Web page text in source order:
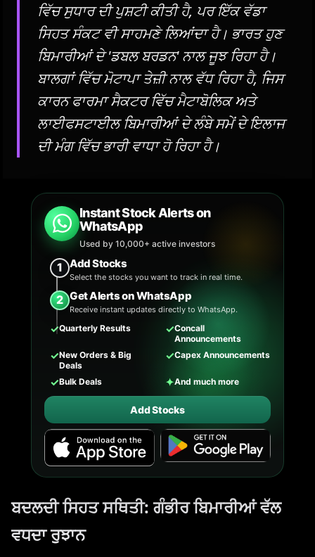
ਵਿੱਚ ਸੁਧਾਰ ਦੀ ਪੁਸ਼ਟੀ ਕੀਤੀ ਹੈ, ਪਰ ਇੱਕ ਵੱਡਾ
ਸਿਹਤ ਸੰਕਟ ਵੀ ਸਾਹਮਣੇ ਲਿਆਂਦਾ ਹੈ। ਭਾਰਤ ਹੁਣ
ਬਿਮਾਰੀਆਂ ਦੇ 'ਡਬਲ ਬਰਡਨ' ਨਾਲ ਜੂਝ ਰਿਹਾ ਹੈ।
ਬਾਲਗਾਂ ਵਿੱਚ ਮੋਟਾਪਾ ਤੇਜ਼ੀ ਨਾਲ ਵੱਧ ਰਿਹਾ ਹੈ, ਜਿਸ
ਕਾਰਨ ਫਾਰਮਾ ਸੈਕਟਰ ਵਿੱਚ ਮੈਟਾਬੋਲਿਕ ਅਤੇ
ਲਾਈਫਸਟਾਈਲ ਬਿਮਾਰੀਆਂ ਦੇ ਲੰਬੇ ਸਮੇਂ ਦੇ ਇਲਾਜ
ਦੀ ਮੰਗ ਵਿੱਚ ਭਾਰੀ ਵਾਧਾ ਹੋ ਰਿਹਾ ਹੈ।
Instant Stock Alerts on
WhatsApp
Used by 10,000+ active investors
1 Add Stocks
Select the stocks you want to track in real time.
2 Get Alerts on WhatsApp
Receive instant updates directly to WhatsApp.
✓Quarterly Results ✓Concall
Announcements
✓New Orders & Big
Deals
✓Capex Announcements
✓Bulk Deals ✦And much more
Add Stocks
ਬਦਲਦੀ ਸਿਹਤ ਸਥਿਤੀ: ਗੰਭੀਰ ਬਿਮਾਰੀਆਂ ਵੱਲ
ਵਧਦਾ ਰੁਝਾਨ